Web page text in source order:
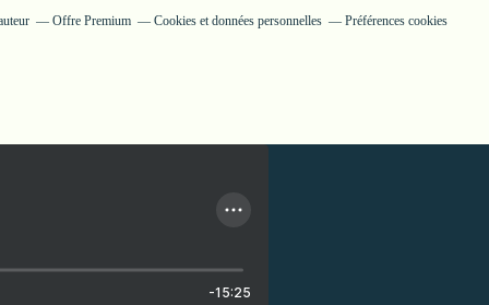
Offre Premium Cookies et données personnelles Préférences cookies
-15:25